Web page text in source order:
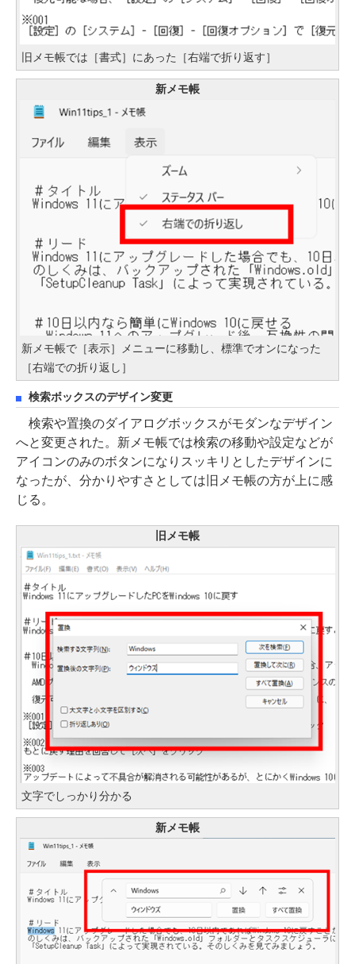
旧メモ帳では［書式］にあった［右端で折り返す］
新メモ帳
新メモ帳で［表示］メニューに移動し、標準でオンになった
［右端での折り返し］
検索ボックスのデザイン変更
検索や置換のダイアログボックスがモダンなデザイン
へと変更された。新メモ帳では検索の移動や設定などが
アイコンのみのボタンになりスッキリとしたデザインに
なったが、分かりやすさとしては旧メモ帳の方が上に感
じる。
旧メモ帳
文字でしっかり分かる
新メモ帳